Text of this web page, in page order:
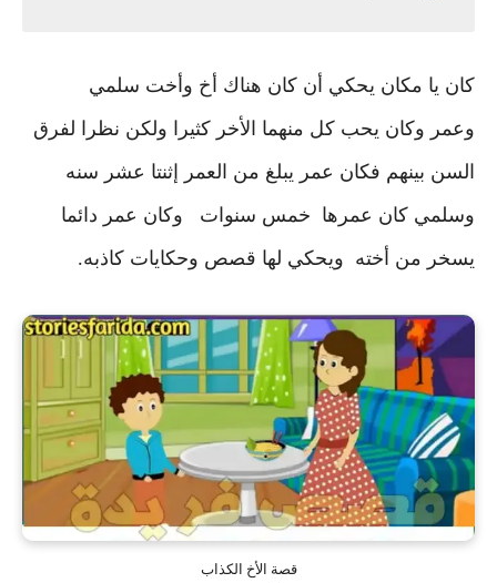
كان يا مكان يحكي أن كان هناك أخ وأخت سلمي
وعمر وكان يحب كل منهما الأخر كثيرا ولكن نظرا لفرق
السن بينهم فكان عمر يبلغ من العمر إثنتا عشر سنه
وسلمي كان عمرها خمس سنوات وكان عمر دائما
يسخر من أخته ويحكي لها قصص وحكايات كاذبه.
قصة الأخ الكذاب